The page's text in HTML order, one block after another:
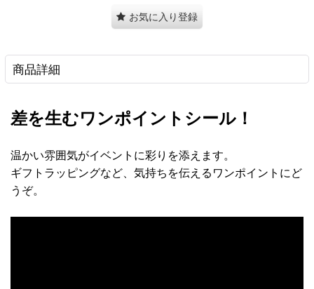
お気に入り登録
商品詳細
差を生むワンポイントシール！
温かい雰囲気がイベントに彩りを添えます。
ギフトラッピングなど、気持ちを伝えるワンポイントにど
うぞ。